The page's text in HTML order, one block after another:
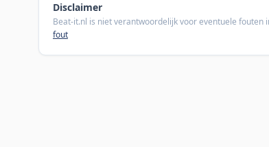
Disclaimer
Beat-it.nl is niet verantwoordelijk voor eventuele fouten
fout